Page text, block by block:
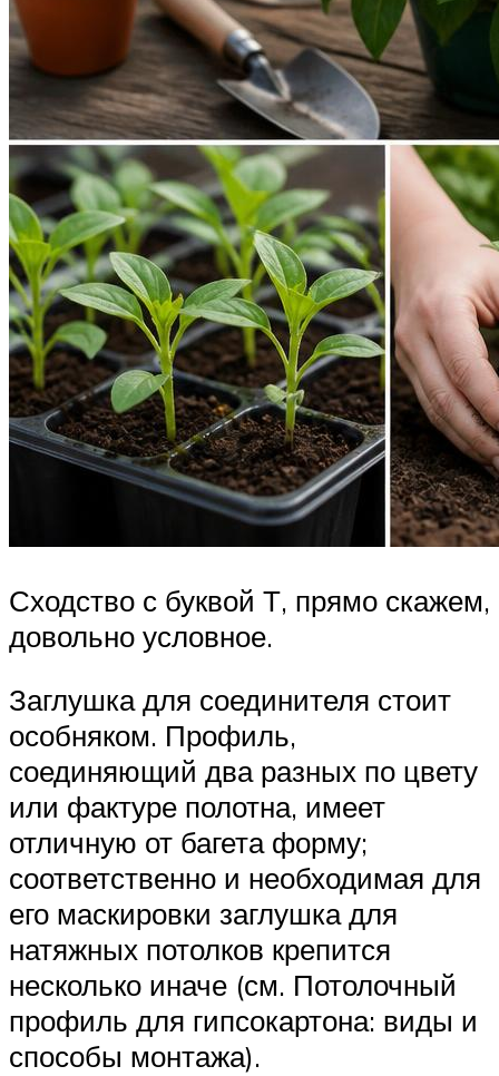
Сходство с буквой Т, прямо скажем,
довольно условное.
Заглушка для соединителя стоит
особняком. Профиль,
соединяющий два разных по цвету
или фактуре полотна, имеет
отличную от багета форму;
соответственно и необходимая для
его маскировки заглушка для
натяжных потолков крепится
несколько иначе (см. Потолочный
профиль для гипсокартона: виды и
способы монтажа).